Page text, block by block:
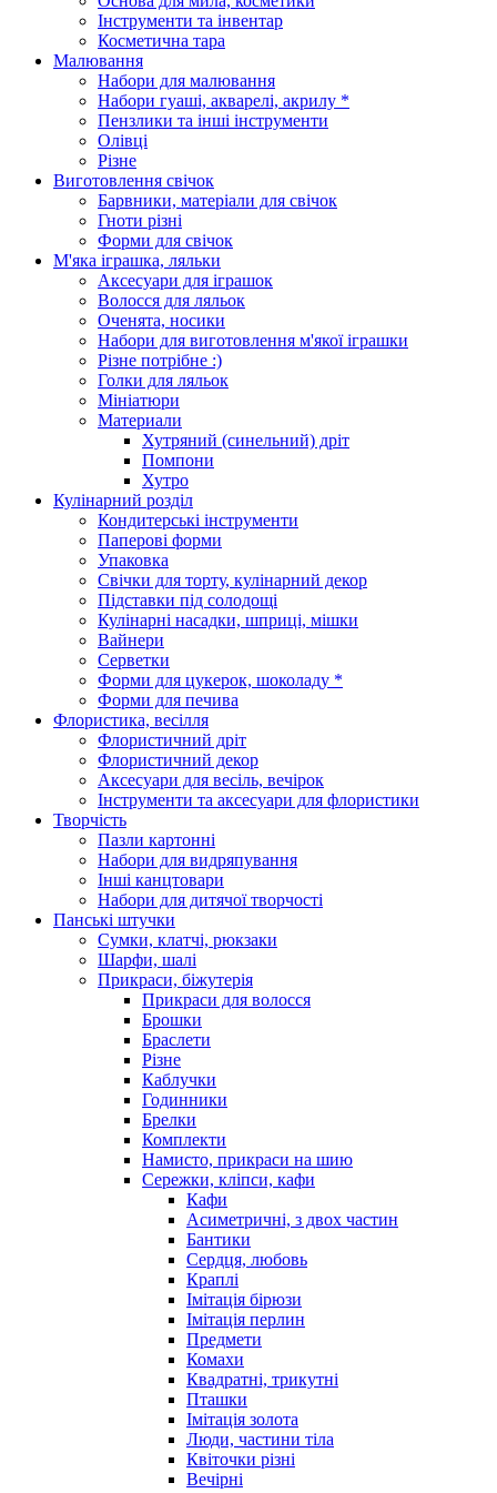
Інструменти та інвентар
Косметична тара
Малювання
Набори для малювання
Набори гуаші, акварелі, акрилу *
Пензлики та інші інструменти
Олівці
Різне
Виготовлення свічок
Барвники, матеріали для свічок
Гноти різні
Форми для свічок
М'яка іграшка, ляльки
Аксесуари для іграшок
Волосся для ляльок
Оченята, носики
Набори для виготовлення м'якої іграшки
Різне потрібне :)
Голки для ляльок
Мініатюри
Материали
Хутряний (синельний) дріт
Помпони
Хутро
Кулінарний розділ
Кондитерські інструменти
Паперові форми
Упаковка
Свічки для торту, кулінарний декор
Підставки під солодощі
Кулінарні насадки, шприці, мішки
Вайнери
Серветки
Форми для цукерок, шоколаду *
Форми для печива
Флористика, весілля
Флористичний дріт
Флористичний декор
Аксесуари для весіль, вечірок
Інструменти та аксесуари для флористики
Творчість
Пазли картонні
Набори для видряпування
Інші канцтовари
Набори для дитячої творчості
Панські штучки
Сумки, клатчі, рюкзаки
Шарфи, шалі
Прикраси, біжутерія
Прикраси для волосся
Брошки
Браслети
Різне
Каблучки
Годинники
Брелки
Комплекти
Намисто, прикраси на шию
Сережки, кліпси, кафи
Кафи
Асиметричні, з двох частин
Бантики
Сердця, любовь
Краплі
Імітація бірюзи
Імітація перлин
Предмети
Комахи
Квадратні, трикутні
Пташки
Імітація золота
Люди, частини тіла
Квіточки різні
Вечірні